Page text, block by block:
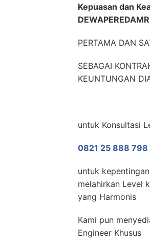
Kepuasan dan
PERTAMA DAN
SEBAGAI
KEUNTUNGAN
untuk Konsultasi
0821 25 888 798
untuk
melahirkan Level
yang Harmonis
Kami pun
Engineer Khusus